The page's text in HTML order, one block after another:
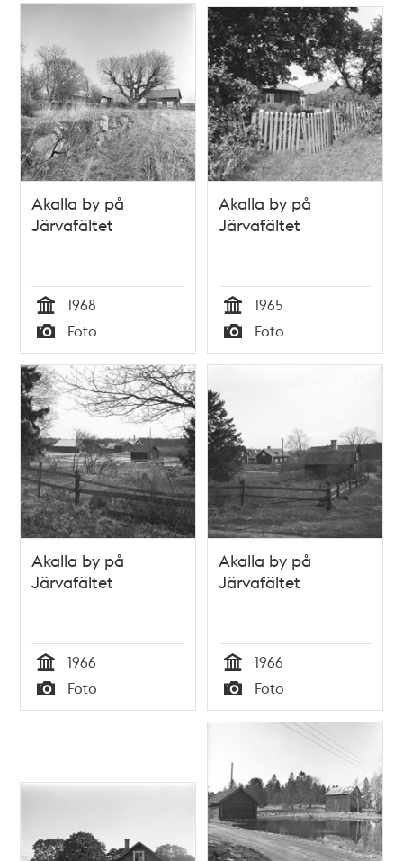
Akalla by på
Järvafältet
Tid
1968
Typ
Foto
Akalla by på
Järvafältet
Tid
1965
Typ
Foto
Akalla by på
Järvafältet
Tid
1966
Typ
Foto
Akalla by på
Järvafältet
Tid
1966
Typ
Foto